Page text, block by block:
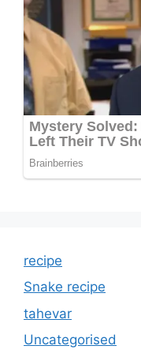
recipe
Snake recipe
tahevar
Uncategorised